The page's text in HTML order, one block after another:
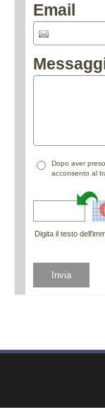
Email
Dopo aver
acconsento al
Digita il testo